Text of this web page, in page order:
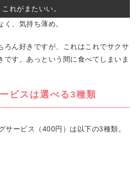
れがまたいい。
、気持ち薄め。
ろん好きですが、これはこれでサクサ
です。あっという間に食べてしまいま
ビスは選べる3種類
サービス（400円）は以下の3種類。